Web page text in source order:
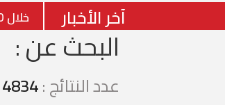
آخر الأخبار خلال 300 يوم.. حصيلة صادمة لضحايا الأطفال في قطاع غزة
البحث عن :
عدد النتائج :4834